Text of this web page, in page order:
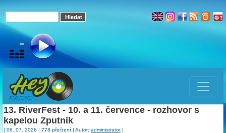
13. RiverFest - 10. a 11. července - rozhovor s
kapelou Zputnik
| 06. 07. 2026 | 778 přečtení | Autor: administrator|